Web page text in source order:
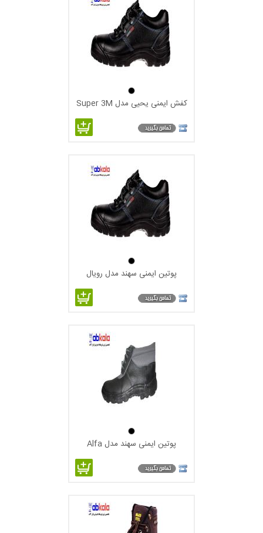
کفش ایمنی یحیی مدل Super 3M
پوتین ایمنی سهند مدل رویال
پوتین ایمنی سهند مدل Alfa